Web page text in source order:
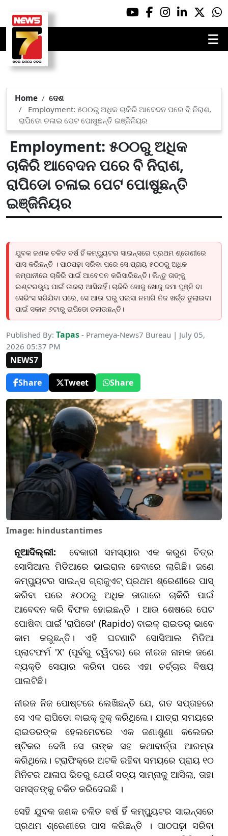
☰
Home
ଦେଶ
Employment: ୫୦୦ରୁ ଅଧିକ ଚାକିରି ଆବେଦନ ପରେ ବି ନିରାଶ,
ରାପିଡୋ ଚଳାଇ ପେଟ ପୋଷୁଛନ୍ତି ଇଞ୍ଜିନିୟର
Employment: ୫୦୦ରୁ ଅଧିକ
ଚାକିରି ଆବେଦନ ପରେ ବି ନିରାଶ,
ରାପିଡୋ ଚଳାଇ ପେଟ ପୋଷୁଛନ୍ତି
ଇଞ୍ଜିନିୟର
ଯୁବକ ଜଣକ ଚଳିତ ବର୍ଷ ହିଁ କମ୍ପ୍ୟୁଟର ସାଇନ୍ସରେ ପ୍ରଥମ ଶ୍ରେଣୀରେ
ପାସ କରିଛନ୍ତି । ପାଠପଢ଼ା ସରିବା ପରେ ସେ ପ୍ରାୟ ୫୦୦ରୁ ଅଧିକ
କମ୍ପାନୀରେ ଚାକିରି ପାଇଁ ଆବେଦନ କରିସାରିଛନ୍ତି। କିନ୍ତୁ ତାଙ୍କୁ
ଇଣ୍ଟରଭ୍ୟୁ ପାଇଁ ଡାକରା ଆସିନାହିଁ। ଚାକିରି ଖୋଜୁ ଖୋଜୁ ଜମା ପୁଞ୍ଜି ବା
ସେଭିଂସ ସରିଯିବା ପରେ, ସେ ଆଉ ଘରୁ ପଇସା ନମାଗି ନିଜ ଖର୍ଚ୍ଚ ତୁଲାଇବା
ପାଇଁ ସକାଳ ୬ଟାରୁ ରାପିଡୋ ଚଲାଉଛନ୍ତି।
Published By: Tapas - Prameya-News7 Bureau | July 05,
2026 05:37 PM
NEWS7
Share
Tweet Share
Image: hindustantimes
ନୂଆଦିଲ୍ଲୀ: ବେକାରୀ ସମସ୍ୟାର ଏକ କରୁଣ ଚିତ୍ର
ସୋସିଆଲ ମିଡିଆରେ ଭାଇରାଲ ହେବାରେ ଲାଗିଛି। ଜଣେ
କମ୍ପ୍ୟୁଟର ସାଇନ୍ସ ଗ୍ରାଜୁଏଟ୍ ପ୍ରଥମ ଶ୍ରେଣୀରେ ପାସ୍
କରିବା ପରେ ୫୦୦ରୁ ଅଧିକ ଜାଗାରେ ଚାକିରି ପାଇଁ
ଆବେଦନ କରି ବିଫଳ ହୋଇଛନ୍ତି । ଆଉ ଶେଷରେ ପେଟ
ପୋଷିବା ପାଇଁ 'ରାପିଡୋ' (Rapido) ବାଇକ୍ ରାଇଡର୍ ଭାବେ
କାମ କରୁଛନ୍ତି। ଏହି ଘଟଣାଟି ସୋସିଆଲ ମିଡିଆ
ପ୍ଲାଟଫର୍ମ 'X' (ପୂର୍ବରୁ ଟ୍ୱିଟର) ରେ ନୀରଜ ନାମକ ଜଣେ
ବ୍ୟକ୍ତି ସେୟାର କରିବା ପରେ ଏହା ଚର୍ଚ୍ଚାର ବିଷୟ
ପାଲଟିଛି।
ନୀରଜ ନିଜ ପୋଷ୍ଟରେ ଲେଖିଛନ୍ତି ଯେ, ଗତ ସପ୍ତାହରେ
ସେ ଏକ ରାପିଡୋ ବାଇକ୍ ବୁକ୍ କରିଥିଲେ। ଯାତ୍ରା ସମୟରେ
ରାଇଡରଙ୍କ ହେଲମେଟରେ ଏକ ଜଣାଶୁଣା କଲେଜର
ଷ୍ଟିକର ଦେଖି ସେ ତାଙ୍କ ସହ କଥାବାର୍ତ୍ତା ଆରମ୍ଭ
କରିଥିଲେ। ଟ୍ରାଫିକ୍‌ରେ ଅଟକି ରହିବା ସମୟରେ ପ୍ରାୟ ୧୦
ମିନିଟର ଆଳାପ ଭିତରୁ ଯେଉଁ ସତ୍ୟ ସାମ୍ନାକୁ ଆସିଲା, ତାହା
ସମସ୍ତଙ୍କୁ ଚକିତ କରିଦେଇଛି ।
ସେହି ଯୁବକ ଜଣକ ଚଳିତ ବର୍ଷ ହିଁ କମ୍ପ୍ୟୁଟର ସାଇନ୍ସରେ
ପ୍ରଥମ ଶ୍ରେଣୀରେ ପାସ କରିଛନ୍ତି । ପାଠପଢ଼ା ସରିବା